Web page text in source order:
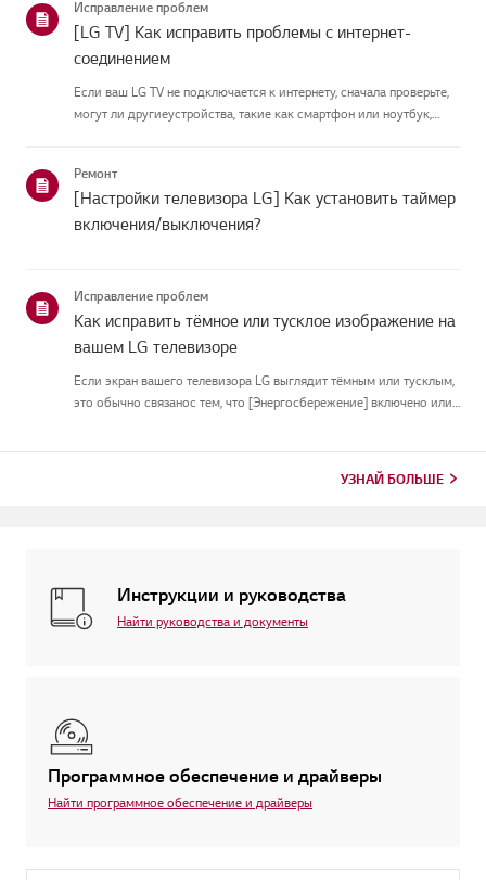
Исправление проблем
[LG TV] Как исправить проблемы с интернет-
соединением
Если ваш LG TV не подключается к интернету, сначала проверьте,
могут ли другиеустройства, такие как смартфон или ноутбук,
Ремонт
[Настройки телевизора LG] Как установить таймер
включения/выключения?
Исправление проблем
Как исправить тёмное или тусклое изображение на
вашем LG телевизоре
Если экран вашего телевизора LG выглядит тёмным или тусклым,
это обычно связанос тем, что [Энергосбережение] включено или
УЗНАЙ БОЛЬШЕ
Инструкции и руководства
Найти руководства и документы
Программное обеспечение и драйверы
Найти программное обеспечение и драйверы